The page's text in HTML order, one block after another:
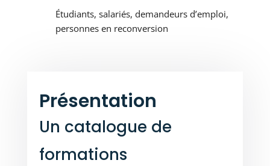
Étudiants, salariés, demandeurs d’emploi,
personnes en reconversion
Présentation
Un catalogue de
formations